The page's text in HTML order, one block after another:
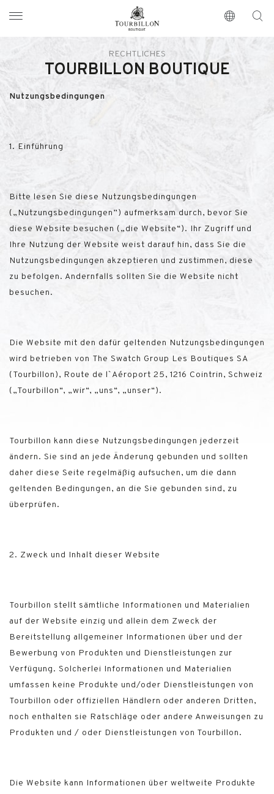
https://www.tourbillon.com/de
RECHTLICHES
TOURBILLON BOUTIQUE
Nutzungsbedingungen
1. Einführung
Bitte lesen Sie diese Nutzungsbedingungen
(„Nutzungsbedingungen”) aufmerksam durch, bevor Sie
diese Website besuchen („die Website“). Ihr Zugriff und
Ihre Nutzung der Website weist darauf hin, dass Sie die
Nutzungsbedingungen akzeptieren und zustimmen, diese
zu befolgen. Andernfalls sollten Sie die Website nicht
besuchen.
Die Website mit den dafür geltenden Nutzungsbedingungen
wird betrieben von The Swatch Group Les Boutiques SA
(Tourbillon) , Route de l`Aéroport 25, 1216 Cointrin , Schweiz
(„Tourbillon“, „wir“, „uns“, „unser“).
Tourbillon kann diese Nutzungsbedingungen jederzeit
ändern. Sie sind an jede Änderung gebunden und sollten
daher diese Seite regelmäßig aufsuchen, um die dann
geltenden Bedingungen, an die Sie gebunden sind, zu
überprüfen.
2. Zweck und Inhalt dieser Website
Tourbillon stellt sämtliche Informationen und Materialien
auf der Website einzig und allein dem Zweck der
Bereitstellung allgemeiner Informationen über und der
Bewerbung von Produkten und Dienstleistungen zur
Verfügung. Solcherlei Informationen und Materialien
umfassen keine Produkte und/oder Dienstleistungen von
Tourbillon oder offiziellen Händlern oder anderen Dritten,
noch enthalten sie Ratschläge oder andere Anweisungen zu
Produkten und / oder Dienstleistungen von Tourbillon.
Die Website kann Informationen über weltweite Produkte